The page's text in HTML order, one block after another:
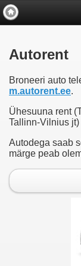
Autorent
Broneeri auto
m.autorent.ee.
Ühesuuna rent
Tallinn-Vilnius jt)
Autodega saab
märge peab